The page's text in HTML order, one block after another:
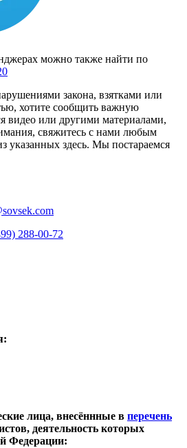
можно также найти по
закона, взятками или
хотите сообщить важную
видео или другими материалами,
свяжитесь с нами любым
указанных здесь. Мы постараемся
288-00-72
лица, внесённные в перечень
деятельность которых
Федерации: